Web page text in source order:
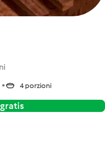
4 porzioni